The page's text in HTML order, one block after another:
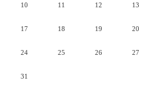
10 11 12 13
17 18 19 20
24 25 26 27
31